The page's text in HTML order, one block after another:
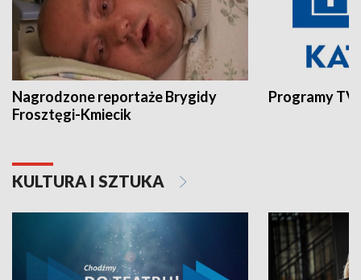
Nagrodzone reportaże Brygidy
Frosztęgi-Kmiecik
Programy
KULTURA I SZTUKA